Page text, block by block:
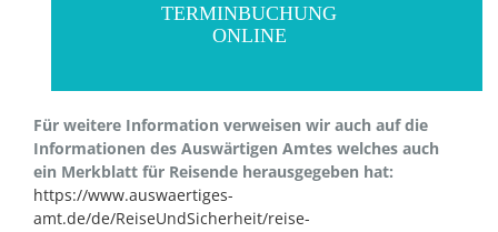
TERMINBUCHUNG
ONLINE
Für weitere Information verweisen wir auch auf die
Informationen des Auswärtigen Amtes welches auch
ein Merkblatt für Reisende herausgegeben hat:
https://www.auswaertiges-
amt.de/de/ReiseUndSicherheit/reise-